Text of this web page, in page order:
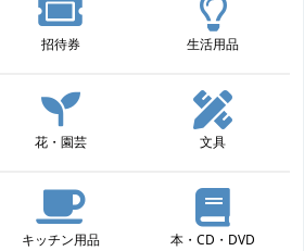
招待券 生活用品
花・園芸 文具
キッチン用品 本・CD・DVD